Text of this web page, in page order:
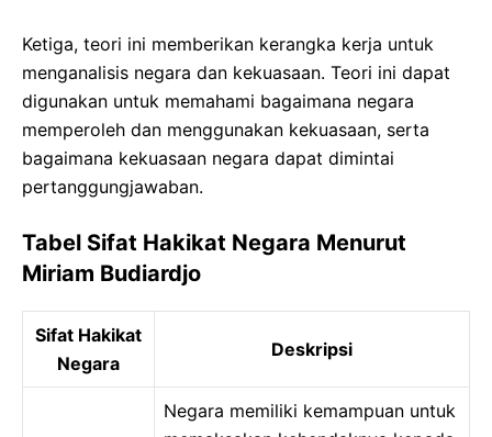
Ketiga, teori ini memberikan kerangka kerja untuk
menganalisis negara dan kekuasaan. Teori ini dapat
digunakan untuk memahami bagaimana negara
memperoleh dan menggunakan kekuasaan, serta
bagaimana kekuasaan negara dapat dimintai
pertanggungjawaban.
Tabel Sifat Hakikat Negara Menurut
Miriam Budiardjo
Sifat Hakikat
Negara
Deskripsi
Negara memiliki kemampuan untuk